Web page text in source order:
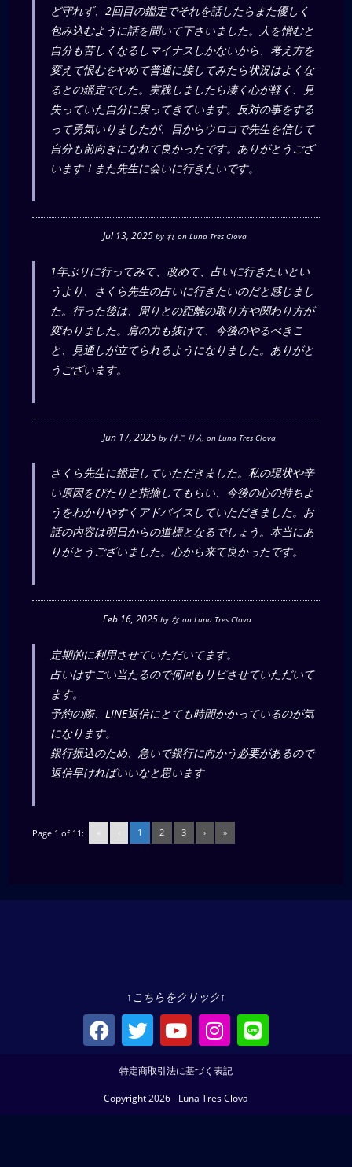
ど守れず、2回目の鑑定でそれを話したらまた優しく
包み込むように話を聞いて下さいました。人を憎むと
自分も苦しくなるしマイナスしかないから、考え方を
変えて恨むをやめて普通に接してみたら状況はよくな
るとの鑑定でした。実践しましたら凄く心が軽く、見
失っていた自分に戻ってきています。反対の事をする
って勇気いりましたが、目からウロコで先生を信じて
自分も前向きになれて良かったです。ありがとうござ
います！また先生に会いに行きたいです。
Jul 13, 2025 byれ onLuna Tres Clova
1年ぶりに行ってみて、改めて、占いに行きたいとい
うより、さくら先生の占いに行きたいのだと感じまし
た。行った後は、周りとの距離の取り方や関わり方が
変わりました。肩の力も抜けて、今後のやるべきこ
と、見通しが立てられるようになりました。ありがと
うございます。
Jun 17, 2025 by けこりん onLuna Tres Clova
さくら先生に鑑定していただきました。私の現状や辛
い原因をぴたりと指摘してもらい、今後の心の持ちよ
うをわかりやすくアドバイスしていただきました。お
話の内容は明日からの道標となるでしょう。本当にあ
りがとうございました。心から来て良かったです。
Feb 16, 2025 by な onLuna Tres Clova
定期的に利用させていただいてます。
占いはすごい当たるので何回もリピさせていただいて
ます。
予約の際、LINE返信にとても時間かかっているのが気
になります。
銀行振込のため、急いで銀行に向かう必要があるので
返信早ければいいなと思います
Page 1 of 11: « ‹ 1 2 3 › »
↑こちらをクリック↑
特定商取引法に基づく表記
Copyright 2026 - Luna Tres Clova